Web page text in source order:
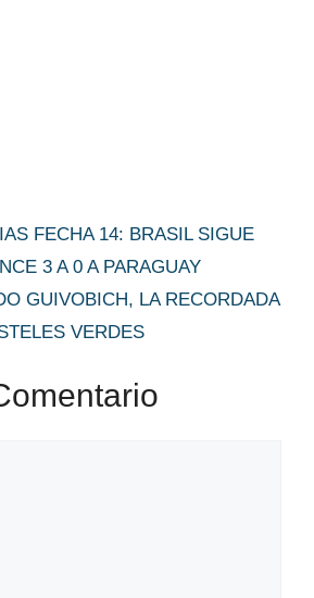
FECHA 14: BRASIL SIGUE
3 A 0 A PARAGUAY
GUIVOBICH, LA RECORDADA
VERDES